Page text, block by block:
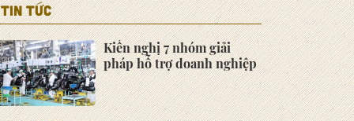
TIN TỨC
Kiến nghị 7 nhóm giải
pháp hỗ trợ doanh nghiệp